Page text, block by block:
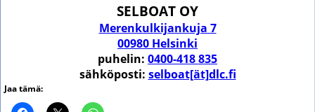
SELBOAT OY
Merenkulkijankuja 7
00980 Helsinki
puhelin: 0400-418 835
sähköposti: selboat[ät]dlc.fi
Jaa tämä: